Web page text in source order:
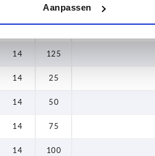
Aanpassen
75
14 125
14 25
14 50
14 75
14 100